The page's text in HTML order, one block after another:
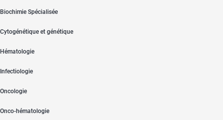
Biochimie Spécialisée
Cytogénétique et génétique
Hématologie
Infectiologie
Oncologie
Onco-hématologie